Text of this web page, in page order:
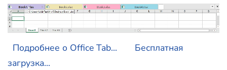
Подробнее о Office Tab...
Бесплатная
загрузка...